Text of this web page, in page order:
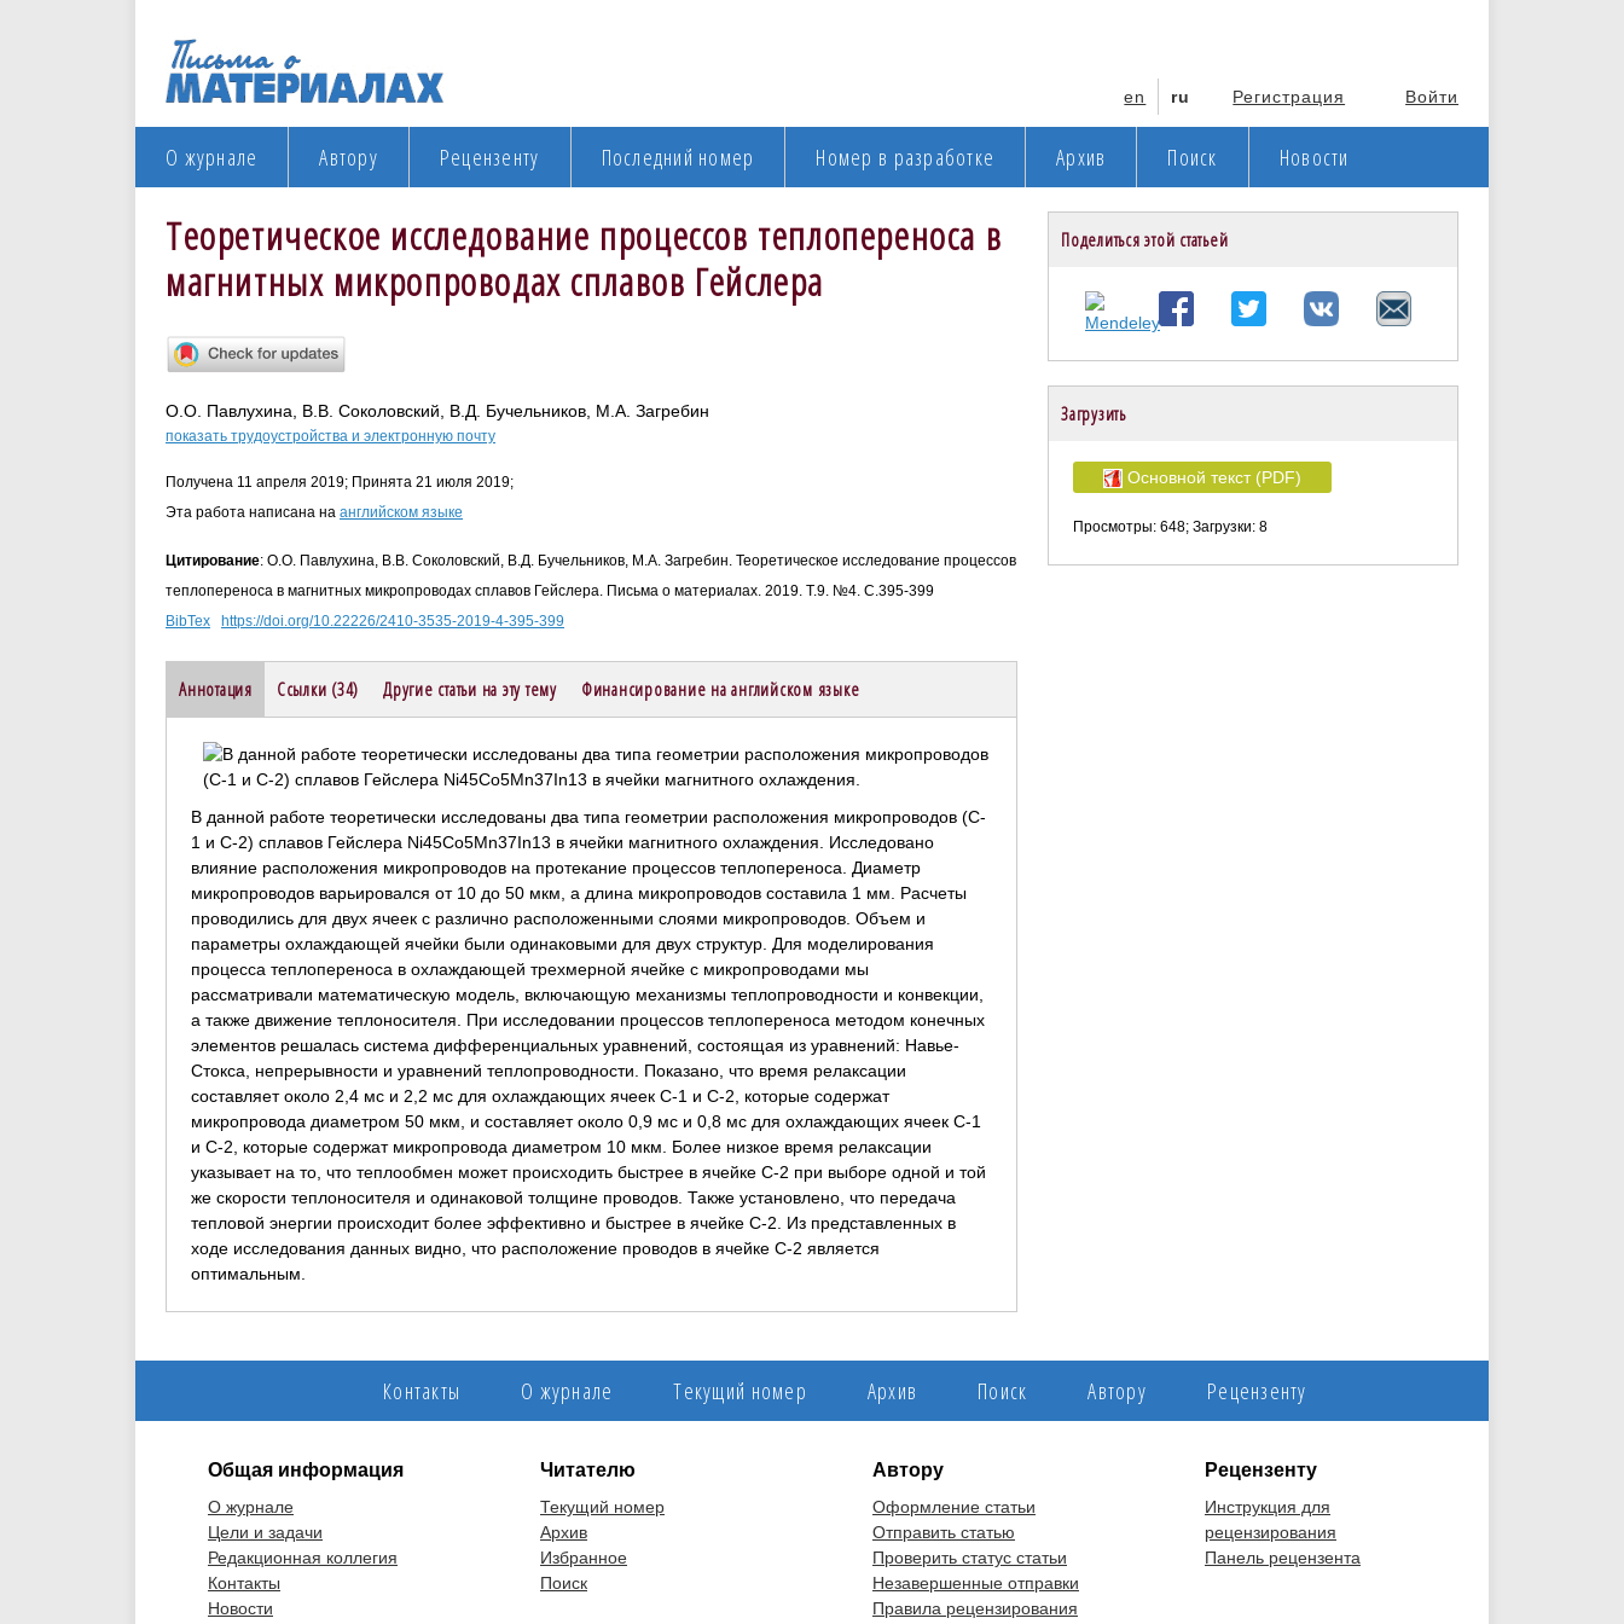
Регистрация Войти
en ru
О журнале Автору Рецензенту Последний номер Номер в разработке Архив Поиск Новости
Теоретическое исследование процессов теплопереноса в
магнитных микропроводах сплавов Гейслера
О.О. Павлухина, В.В. Соколовский, В.Д. Бучельников, М.А. Загребин
показать трудоустройства и электронную почту
Получена 11 апреля 2019; Принята 21 июля 2019;
Эта работа написана на английском языке
Цитирование: О.О. Павлухина, В.В. Соколовский, В.Д. Бучельников, М.А. Загребин. Теоретическое исследование процессов
теплопереноса в магнитных микропроводах сплавов Гейслера. Письма о материалах. 2019. Т.9. №4. С.395-399
BibTex
https://doi.org/10.22226/2410-3535-2019-4-395-399
Аннотация Ссылки (34) Другие статьи на эту тему Финансирование на английском языке
В данной работе теоретически исследованы два типа геометрии расположения микропроводов (C-
1 и C-2) сплавов Гейслера Ni45Co5Mn37In13 в ячейки магнитного охлаждения. Исследовано
влияние расположения микропроводов на протекание процессов теплопереноса. Диаметр
микропроводов варьировался от 10 до 50 мкм, а длина микропроводов составила 1 мм. Расчеты
проводились для двух ячеек с различно расположенными слоями микропроводов. Объем и
параметры охлаждающей ячейки были одинаковыми для двух структур. Для моделирования
процесса теплопереноса в охлаждающей трехмерной ячейке с микропроводами мы
рассматривали математическую модель, включающую механизмы теплопроводности и конвекции,
а также движение теплоносителя. При исследовании процессов теплопереноса методом конечных
элементов решалась система дифференциальных уравнений, состоящая из уравнений: Навье-
Стокса, непрерывности и уравнений теплопроводности. Показано, что время релаксации
составляет около 2,4 мс и 2,2 мс для охлаждающих ячеек C-1 и C-2, которые содержат
микропровода диаметром 50 мкм, и составляет около 0,9 мс и 0,8 мс для охлаждающих ячеек C-1
и C-2, которые содержат микропровода диаметром 10 мкм. Более низкое время релаксации
указывает на то, что теплообмен может происходить быстрее в ячейке C-2 при выборе одной и той
же скорости теплоносителя и одинаковой толщине проводов. Также установлено, что передача
тепловой энергии происходит более эффективно и быстрее в ячейке C-2. Из представленных в
ходе исследования данных видно, что расположение проводов в ячейке C-2 является
оптимальным.
Поделиться этой статьей
Загрузить
Основной текст (PDF)
Просмотры: 648; Загрузки: 8
Контакты О журнале Текущий номер Архив Поиск Автору Рецензенту
Общая информация
О журнале
Цели и задачи
Редакционная коллегия
Контакты
Новости
Читателю
Текущий номер
Архив
Избранное
Поиск
Автору
Оформление статьи
Отправить статью
Проверить статус статьи
Незавершенные отправки
Правила рецензирования
Рецензенту
Инструкция для
рецензирования
Панель рецензента